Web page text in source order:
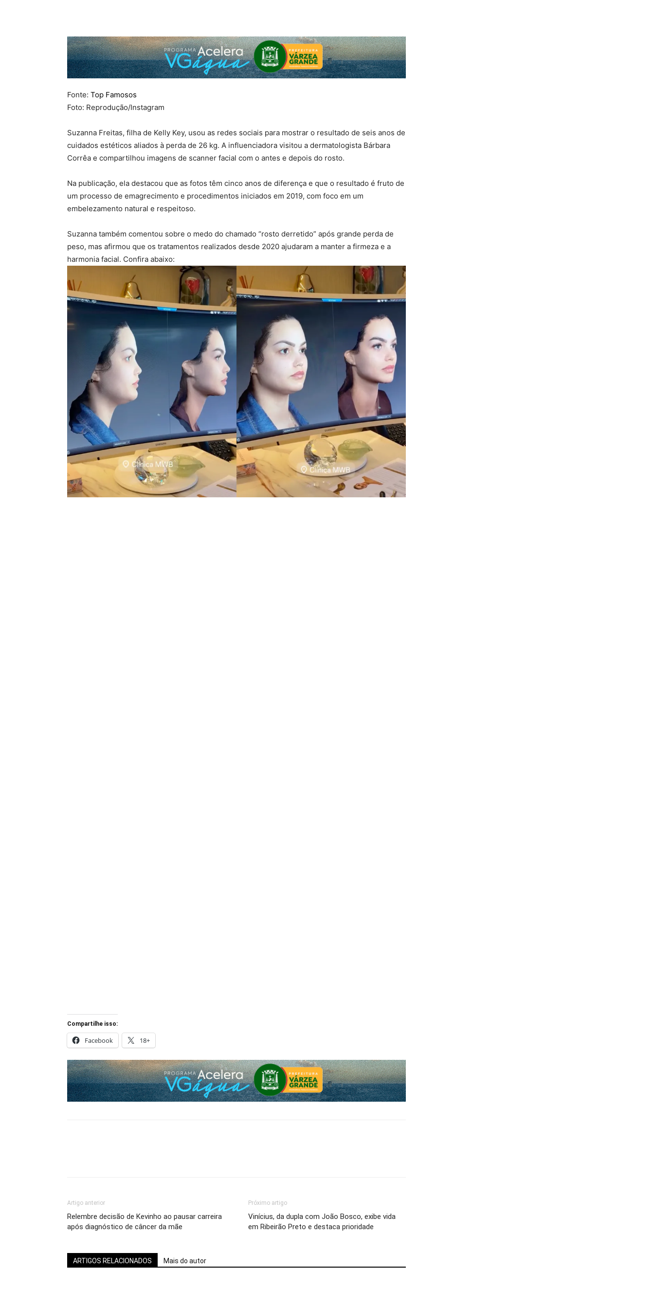
Fonte: Top Famosos
Foto: Reprodução/Instagram
Suzanna Freitas, filha de Kelly Key, usou as redes sociais para mostrar o resultado de seis anos de
cuidados estéticos aliados à perda de 26 kg. A influenciadora visitou a dermatologista Bárbara
Corrêa e compartilhou imagens de scanner facial com o antes e depois do rosto.
Na publicação, ela destacou que as fotos têm cinco anos de diferença e que o resultado é fruto de
um processo de emagrecimento e procedimentos iniciados em 2019, com foco em um
embelezamento natural e respeitoso.
Suzanna também comentou sobre o medo do chamado “rosto derretido” após grande perda de
peso, mas afirmou que os tratamentos realizados desde 2020 ajudaram a manter a firmeza e a
harmonia facial. Confira abaixo:
Compartilhe isso:
Facebook 18+
Artigo anterior
Relembre decisão de Kevinho ao pausar carreira
após diagnóstico de câncer da mãe
Próximo artigo
Vinícius, da dupla com João Bosco, exibe vida
em Ribeirão Preto e destaca prioridade
ARTIGOS RELACIONADOS Mais do autor